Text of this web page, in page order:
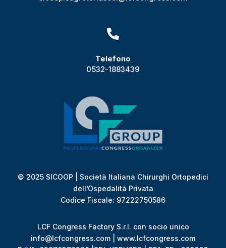

Telefono
0532-1883439
© 2025 SICOOP | Società Italiana Chirurghi Ortopedici
dell’Ospedalità Privata
Codice Fiscale: 97222750586
LCF Congress Factory S.r.l. con socio unico
info@lcfcongress.com | www.lcfcongress.com